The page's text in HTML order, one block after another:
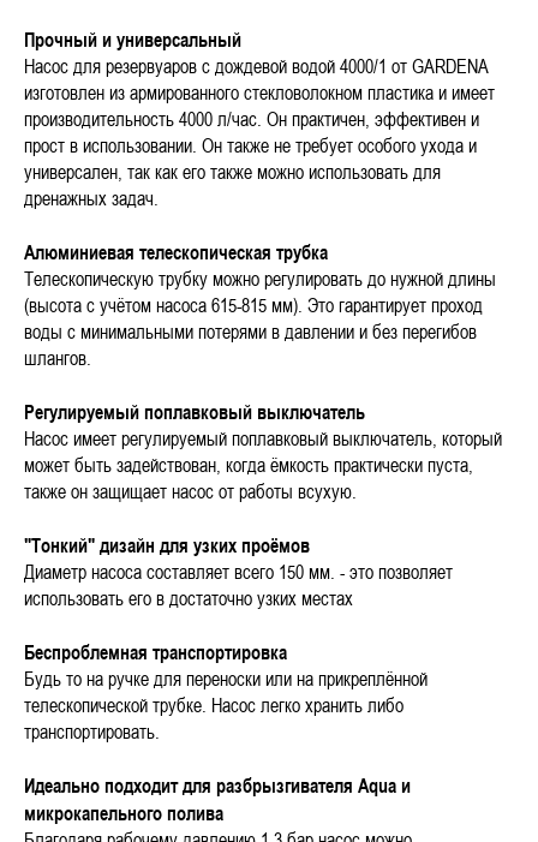
Прочный и универсальный
Насос для резервуаров с дождевой водой 4000/1 от GARDENA
изготовлен из армированного стекловолокном пластика и имеет
производительность 4000 л/час. Он практичен, эффективен и
прост в использовании. Он также не требует особого ухода и
универсален, так как его также можно использовать для
дренажных задач.
Алюминиевая телескопическая трубка
Телескопическую трубку можно регулировать до нужной длины
(высота с учётом насоса 615-815 мм). Это гарантирует проход
воды с минимальными потерями в давлении и без перегибов
шлангов.
Регулируемый поплавковый выключатель
Насос имеет регулируемый поплавковый выключатель, который
может быть задействован, когда ёмкость практически пуста,
также он защищает насос от работы всухую.
"Тонкий" дизайн для узких проёмов
Диаметр насоса составляет всего 150 мм. - это позволяет
использовать его в достаточно узких местах
Беспроблемная транспортировка
Будь то на ручке для переноски или на прикреплённой
телескопической трубке. Насос легко хранить либо
транспортировать.
Идеально подходит для разбрызгивателя Aqua и
микрокапельного полива